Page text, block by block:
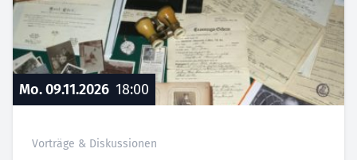
Mo. 09.11.2026 18:00
Vorträge & Diskussionen